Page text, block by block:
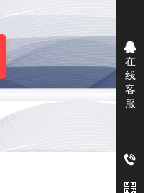
在
线
客
服